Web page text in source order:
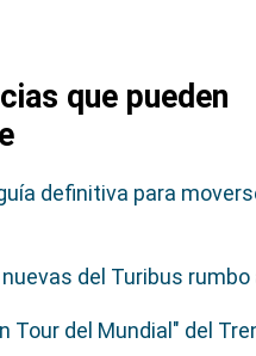
que pueden
definitiva para
del Turibus rumbo
Tour del Mundial" del